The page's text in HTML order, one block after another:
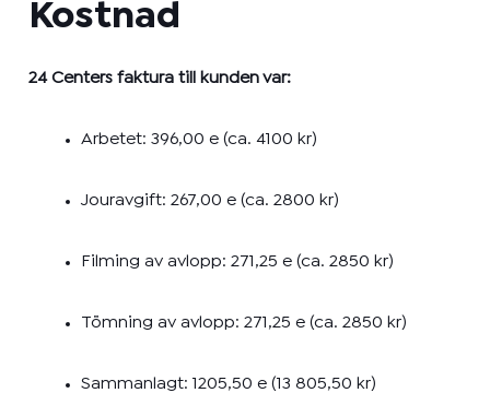
Kostnad
24 Centers faktura till kunden var:
Arbetet: 396,00 e (ca. 4100 kr)
Jouravgift: 267,00 e (ca. 2800 kr)
Filming av avlopp: 271,25 e (ca. 2850 kr)
Tömning av avlopp: 271,25 e (ca. 2850 kr)
Sammanlagt: 1205,50 e (13 805,50 kr)